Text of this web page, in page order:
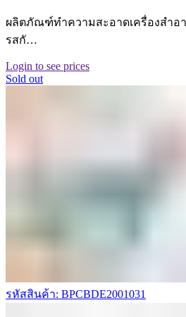
ผลิตภัณฑ์ทำความสะอาดเครื่องสำอ
รสกั…
Login to see prices
Sold out
รหัสสินค้า: BPCBDE2001031